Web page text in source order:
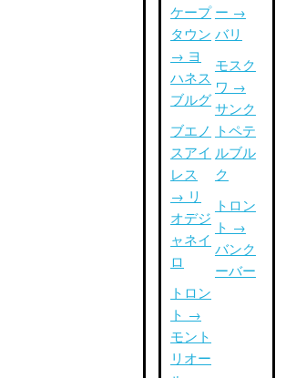
ケープ
タウン
→ ヨ
ハネス
ブルグ
ブエノ
スアイ
レス
→ リ
オデジ
ャネイ
ロ
トロン
ト →
モント
リオー
ー →
バリ
モスク
ワ →
サンク
トペテ
ルブル
ク
トロン
ト →
バンク
ーバー